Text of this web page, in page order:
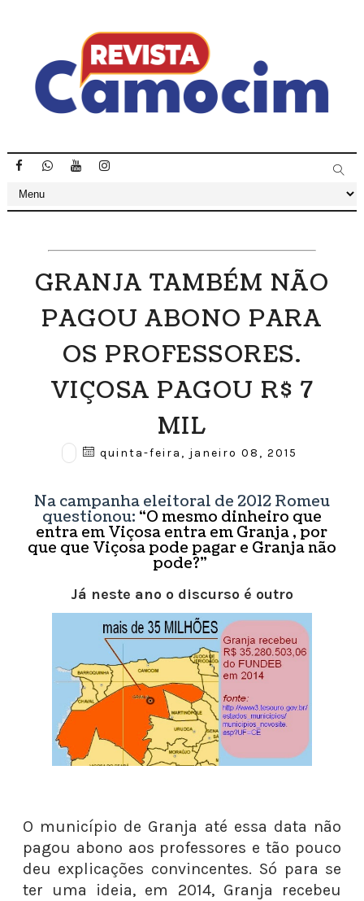
GRANJA TAMBÉM NÃO
PAGOU ABONO PARA
OS PROFESSORES.
VIÇOSA PAGOU R$ 7
MIL
quinta-feira, janeiro 08, 2015
Na campanha eleitoral de 2012 Romeu
questionou: “O mesmo dinheiro que
entra em Viçosa entra em Granja , por
que que Viçosa pode pagar e Granja não
pode?”
Já neste ano o discurso é outro
O município de Granja até essa data não
pagou abono aos professores e tão pouco
deu explicações convincentes. Só para se
ter uma ideia, em 2014, Granja recebeu